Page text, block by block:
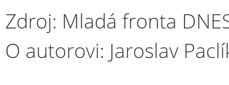
Zdroj: Mladá fronta
O autorovi: Jaroslav